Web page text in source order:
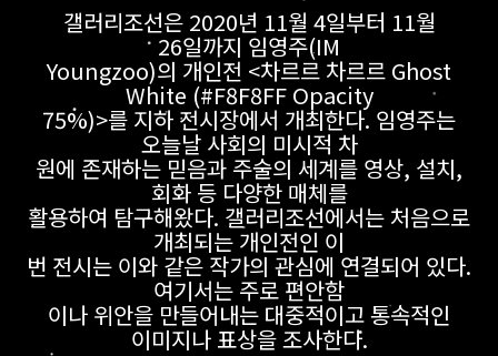
갤러리조선은 2020년 11월 4일부터 11월
26일까지 임영주(IM
Youngzoo)의 개인전 <차르르 차르르 Ghost
White (#F8F8FF Opacity
75%)>를 지하 전시장에서 개최한다. 임영주는
오늘날 사회의 미시적 차
원에 존재하는 믿음과 주술의 세계를 영상, 설치,
회화 등 다양한 매체를
활용하여 탐구해왔다. 갤러리조선에서는 처음으로
개최되는 개인전인 이
번 전시는 이와 같은 작가의 관심에 연결되어 있다.
여기서는 주로 편안함
이나 위안을 만들어내는 대중적이고 통속적인
이미지나 표상을 조사한다.